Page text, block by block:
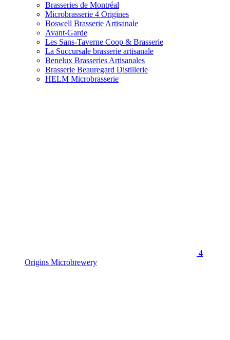
Brasseries de Montréal
Microbrasserie 4 Origines
Boswell Brasserie Artisanale
Avant-Garde
Les Sans-Taverne Coop & Brasserie
La Succursale brasserie artisanale
Benelux Brasseries Artisanales
Brasserie Beauregard Distillerie
HELM Microbrasserie
4
Origins Microbrewery